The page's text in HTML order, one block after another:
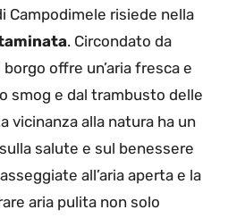
Campodimele risiede nella
. Circondato da
offre un’aria fresca e
smog e dal trambusto delle
vicinanza alla natura ha un
salute e sul benessere
all’aria aperta e la
aria pulita non solo